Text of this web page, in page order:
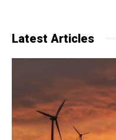
Latest Articles